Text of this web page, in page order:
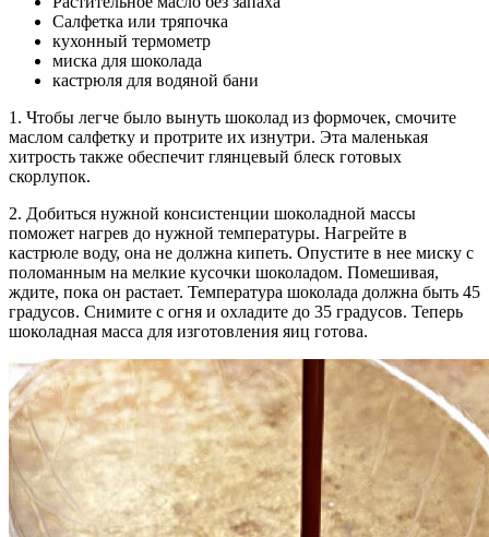
Салфетка или тряпочка
кухонный термометр
миска для шоколада
кастрюля для водяной бани
1. Чтобы легче было вынуть шоколад из формочек, смочите
маслом салфетку и протрите их изнутри. Эта маленькая
хитрость также обеспечит глянцевый блеск готовых
скорлупок.
2. Добиться нужной консистенции шоколадной массы
поможет нагрев до нужной температуры. Нагрейте в
кастрюле воду, она не должна кипеть. Опустите в нее миску с
поломанным на мелкие кусочки шоколадом. Помешивая,
ждите, пока он растает. Температура шоколада должна быть 45
градусов. Снимите с огня и охладите до 35 градусов. Теперь
шоколадная масса для изготовления яиц готова.